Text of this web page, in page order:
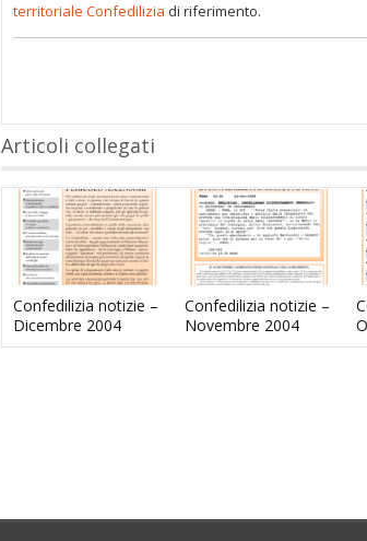
territoriale Confedilizia di riferimento.
Articoli collegati
Confedilizia notizie –
Dicembre 2004
Confedilizia notizie –
Novembre 2004